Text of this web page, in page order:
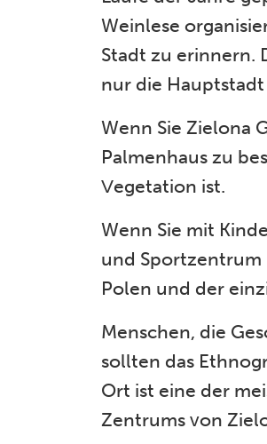
Weinlese
Stadt zu erinnern.
nur die
Wenn Sie Zielona
Palmenhaus zu
Vegetation ist.
Wenn Sie mit
und Sportzentrum
Polen und der
Menschen, die
sollten das
Ort ist eine der
Zentrums von